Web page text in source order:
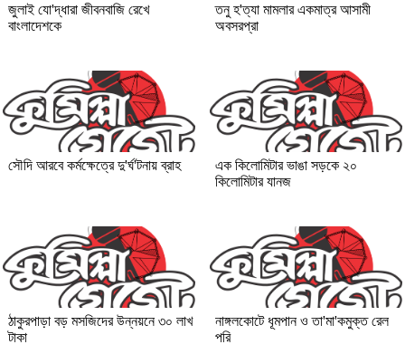
জুলাই যো'দ্ধারা জীবনবাজি রেখে
বাংলাদেশকে
তনু হ'ত্যা মামলার একমাত্র আসামী
অবসরপ্রা
সৌদি আরবে কর্মক্ষেত্রে দু'র্ঘ'টনায় ব্রাহ
এক কিলোমিটার ভাঙা সড়কে ২০
কিলোমিটার যানজ
ঠাকুরপাড়া বড় মসজিদের উন্নয়নে ৩০ লাখ
টাকা
নাঙ্গলকোটে ধূমপান ও তা'মা'কমুক্ত রেল
পরি